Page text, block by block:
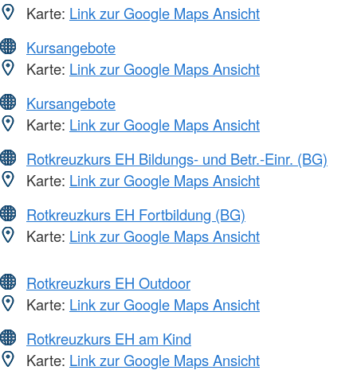
Karte: Link zur Google Maps Ansicht
Kursangebote
Karte: Link zur Google Maps Ansicht
Kursangebote
Karte: Link zur Google Maps Ansicht
Rotkreuzkurs EH Bildungs- und Betr.-Einr. (BG)
Karte: Link zur Google Maps Ansicht
Rotkreuzkurs EH Fortbildung (BG)
Karte: Link zur Google Maps Ansicht
Rotkreuzkurs EH Outdoor
Karte: Link zur Google Maps Ansicht
Rotkreuzkurs EH am Kind
Karte: Link zur Google Maps Ansicht